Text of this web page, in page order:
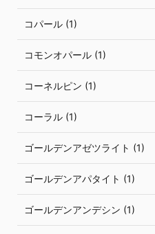
コパール (1)
コモンオパール (1)
コーネルピン (1)
コーラル (1)
ゴールデンアゼツライト (1)
ゴールデンアパタイト (1)
ゴールデンアンデシン (1)